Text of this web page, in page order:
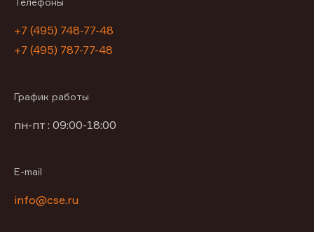
+7 (495) 748-77-48
+7 (495) 787-77-48
График работы
пн-пт : 09:00-18:00
E-mail
info@cse.ru